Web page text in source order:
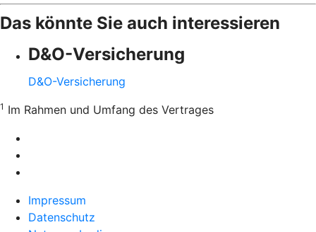
Das könnte Sie auch interessieren
D&O-Versicherung
D&O-Versicherung
1 Im Rahmen und Umfang des Vertrages
Impressum
Datenschutz